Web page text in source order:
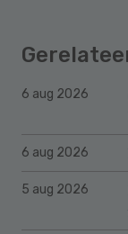
6 aug 2026
6 aug 2026
5 aug 2026